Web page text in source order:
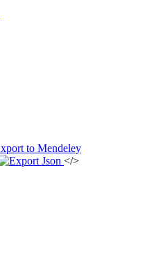
</>